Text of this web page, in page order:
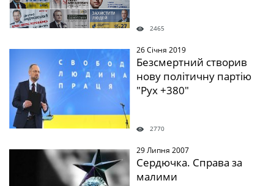
2465
26 Січня 2019
Безсмертний створив
нову політичну партію
"Рух +380"
2770
29 Липня 2007
Сердючка. Справа за
малими